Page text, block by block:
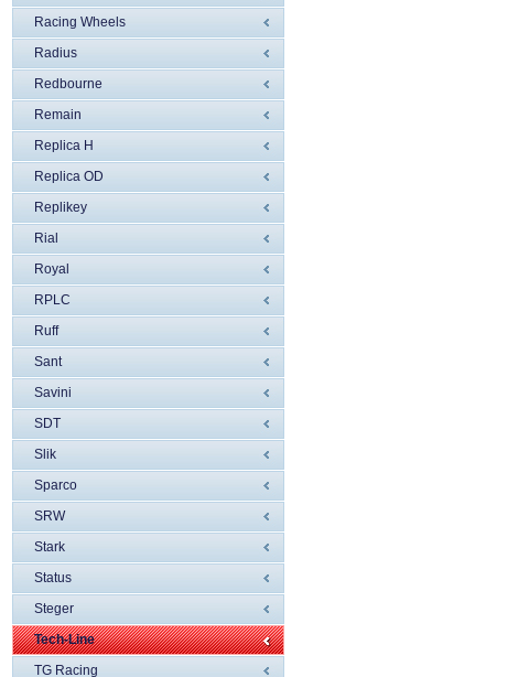
Racing Wheels
Radius
Redbourne
Remain
Replica H
Replica OD
Replikey
Rial
Royal
RPLC
Ruff
Sant
Savini
SDT
Slik
Sparco
SRW
Stark
Status
Steger
Tech-Line
TG Racing